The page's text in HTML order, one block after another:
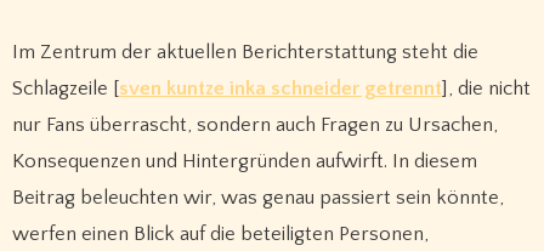
Im Zentrum der aktuellen Berichterstattung steht die
Schlagzeile [sven kuntze inka schneider getrennt], die nicht
nur Fans überrascht, sondern auch Fragen zu Ursachen,
Konsequenzen und Hintergründen aufwirft. In diesem
Beitrag beleuchten wir, was genau passiert sein könnte,
werfen einen Blick auf die beteiligten Personen,